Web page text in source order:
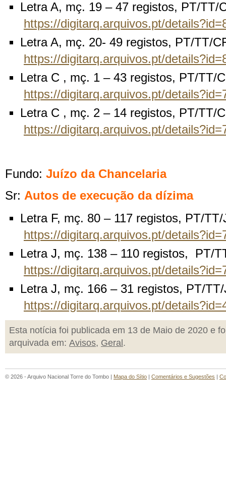
Letra A, mç. 19 – 47 registos, PT/TT/
https://digitarq.arquivos.pt/
Letra A, mç. 20- 49 registos, PT/TT/
https://digitarq.arquivos.pt/
Letra C , mç. 1 – 43 registos, PT/TT/
https://digitarq.arquivos.pt/
Letra C , mç. 2 – 14 registos, PT/TT/
https://digitarq.arquivos.pt/
Fundo: Juízo da Chancelaria
Sr: Autos de execução da dízima
Letra F, mç. 80 – 117 registos, PT/
https://digitarq.arquivos.pt/
Letra J, mç. 138 – 110 registos, PT/
https://digitarq.arquivos.pt/
Letra J, mç. 166 – 31 registos, PT/
https://digitarq.arquivos.pt/
Esta notícia foi publicada em 13 de Maio de 2020 e
arquivada em: Avisos, Geral .
© 2026 - Arquivo Nacional Torre do Tombo | Mapa do Sítio | Comentários e Sugestões |